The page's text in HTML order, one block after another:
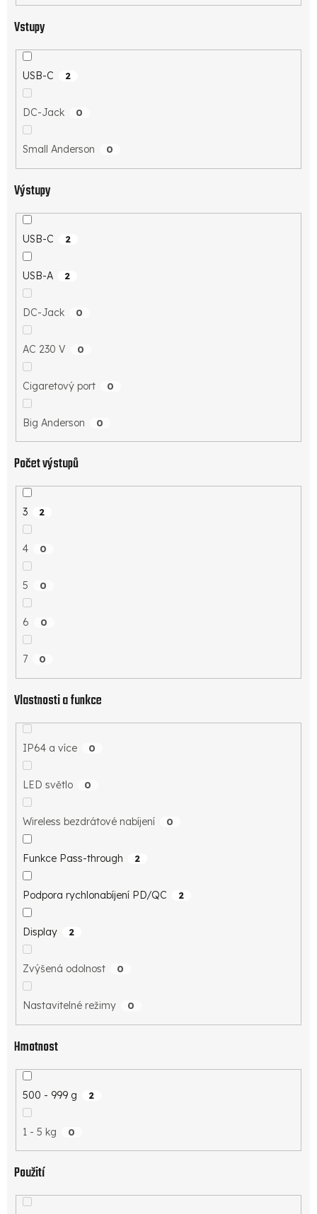
Vstupy
USB-C 2
DC-Jack 0
Small Anderson 0
Výstupy
USB-C 2
USB-A 2
DC-Jack 0
AC 230 V 0
Cigaretový port 0
Big Anderson 0
Počet výstupů
3 2
4 0
5 0
6 0
7 0
Vlastnosti a funkce
IP64 a více 0
LED světlo 0
Wireless bezdrátové nabíjení 0
Funkce Pass-through 2
Podpora rychlonabíjení PD/QC 2
Display 2
Zvýšená odolnost 0
Nastavitelné režimy 0
Hmotnost
500 - 999 g 2
1 - 5 kg 0
Použití